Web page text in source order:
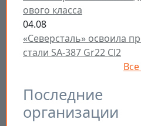
ового класса
04.08
«Северсталь» освоила
стали SA-387 Gr22 Cl2
Последние
организации